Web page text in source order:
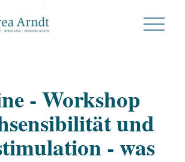
- Workshop
und
- was